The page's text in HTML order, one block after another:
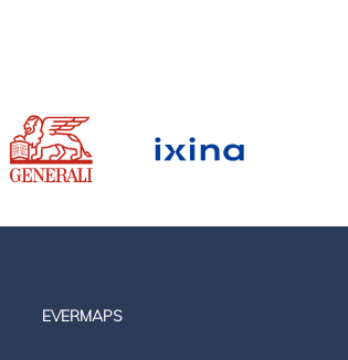
EVERMAPS